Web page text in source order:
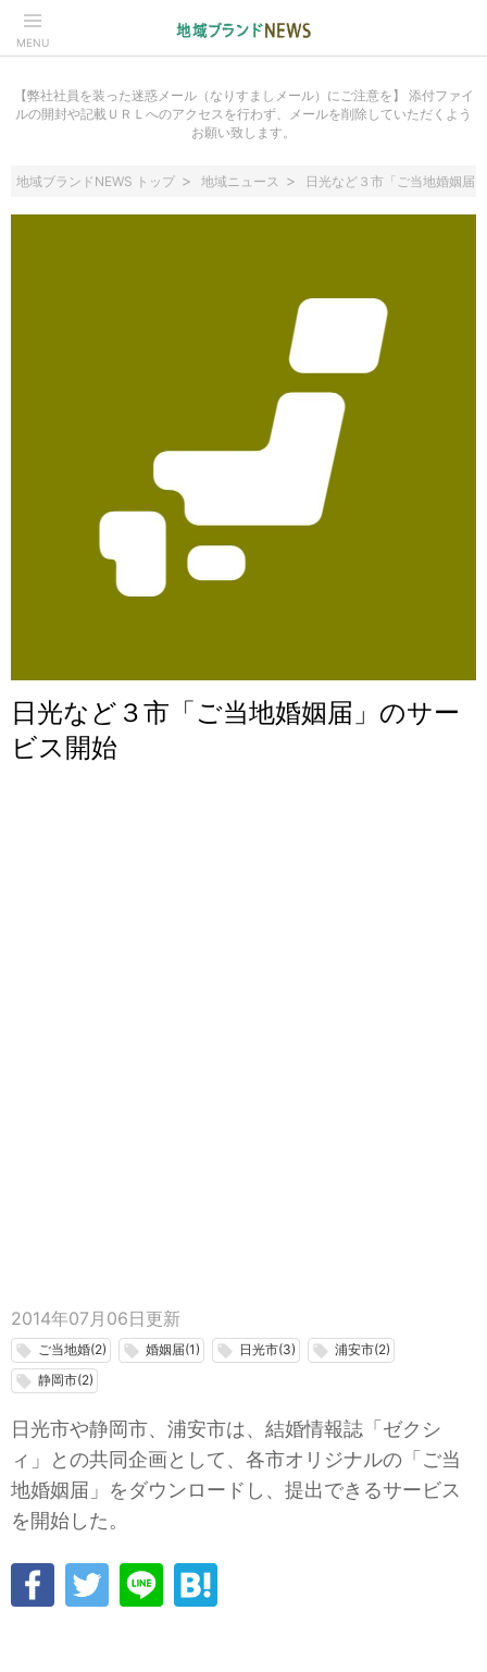
MENU
【弊社社員を装った迷惑メール（なりすましメール）にご注意を】 添付ファイ
ルの開封や記載ＵＲＬへのアクセスを行わず、メールを削除していただくよう
お願い致します。
地域ブランドNEWS トップ 地域ニュース 日光など３市「ご当地婚姻届
日光など３市「ご当地婚姻届」のサー
ビス開始
2014年07月06日 更新
local_offer ご当地婚(2) local_offer 婚姻届(1) local_offer 日光市(3) local_offer 浦安市(2)
local_offer 静岡市(2)
日光市や静岡市、浦安市は、結婚情報誌「ゼクシ
ィ」との共同企画として、各市オリジナルの「ご当
地婚姻届」をダウンロードし、提出できるサービス
を開始した。